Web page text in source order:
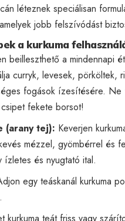
léteznek speciálisan
jobb felszívódást
a kurkuma
beilleszthető a mindennapi
curryk, levesek, pörköltek,
fogások ízesítésére. Ne
fekete borsot!
(arany tej): Keverjen
mézzel, gyömbérrel és
ízletes és nyugtató ital.
egy teáskanál kurkuma
kurkuma teát friss vagy